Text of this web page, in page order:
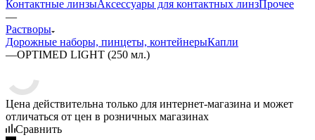
Контактные линзыАксессуары для контактных линзПрочее
—
Растворы
Дорожные наборы, пинцеты, контейнерыКапли
—OPTIMED LIGHT (250 мл.)
Цена действительна только для интернет-магазина и может
отличаться от цен в розничных магазинах
Сравнить